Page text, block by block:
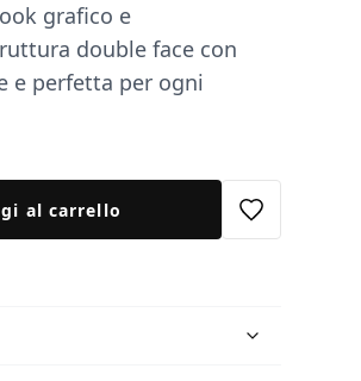
grafico e
double face con
e perfetta per ogni
al carrello